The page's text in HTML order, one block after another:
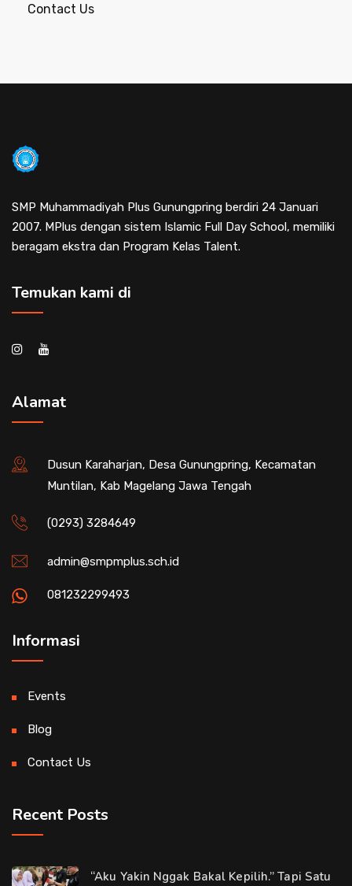
Contact Us
SMP Muhammadiyah Plus Gunungpring berdiri 24 Januari
2007. MPlus dengan sistem Islamic Full Day School, memiliki
beragam ekstra dan Program Kelas Talent.
Temukan kami di
Alamat
Dusun Karaharjan, Desa Gunungpring, Kecamatan
Muntilan, Kab Magelang Jawa Tengah
(0293) 3284649
admin@smpmplus.sch.id
081232299493
Informasi
Events
Blog
Contact Us
Recent Posts
“Aku Yakin Nggak Bakal Kepilih.” Tapi Satu